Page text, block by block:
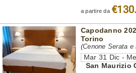
a partire da
Capodanno
Torino
(Cenone Serata
Mar 31 Dic -
San Maurizio